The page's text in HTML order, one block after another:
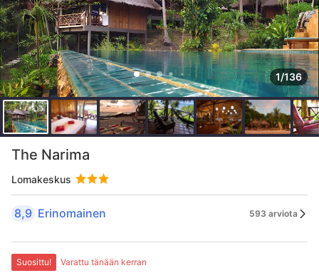
1/136
The Narima
Lomakeskus
8,9 Erinomainen 593 arviota
Suosittu! Varattu tänään kerran